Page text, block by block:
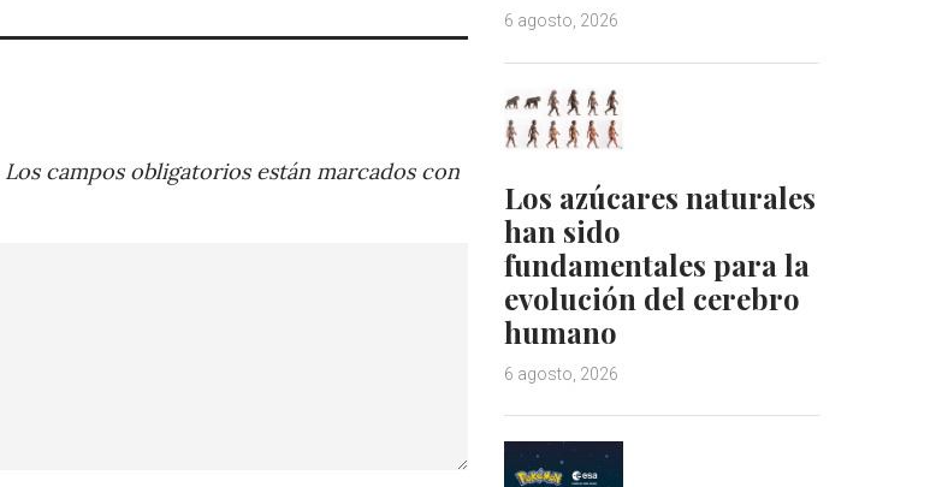
Los campos obligatorios están marcados con
6 agosto, 2026
Los azúcares naturales
han sido
fundamentales para la
evolución del cerebro
humano
6 agosto, 2026